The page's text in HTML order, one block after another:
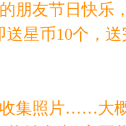
朋友节日快乐
星币10个，送
集照片……大